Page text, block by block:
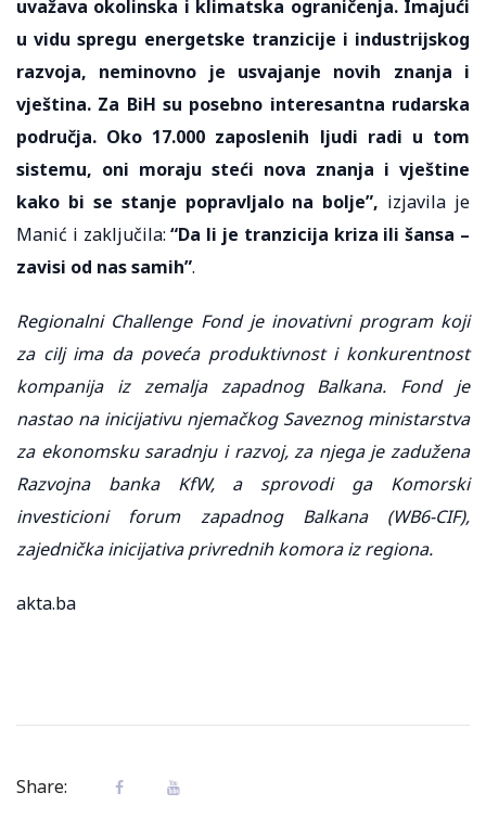
uvažava okolinska i klimatska ograničenja. Imajući
u vidu spregu energetske tranzicije i industrijskog
razvoja, neminovno je usvajanje novih znanja i
vještina. Za BiH su posebno interesantna rudarska
područja. Oko 17.000 zaposlenih ljudi radi u tom
sistemu, oni moraju steći nova znanja i vještine
kako bi se stanje popravljalo na bolje”, izjavila je
Manić i zaključila: “Da li je tranzicija kriza ili šansa –
zavisi od nas samih”.
Regionalni Challenge Fond je inovativni program koji
za cilj ima da poveća produktivnost i konkurentnost
kompanija iz zemalja zapadnog Balkana. Fond je
nastao na inicijativu njemačkog Saveznog ministarstva
za ekonomsku saradnju i razvoj, za njega je zadužena
Razvojna banka KfW, a sprovodi ga Komorski
investicioni forum zapadnog Balkana (WB6-CIF),
zajednička inicijativa privrednih komora iz regiona.
akta.ba
Share: